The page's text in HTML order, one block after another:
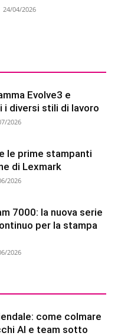
24/04/2026
Evolve3 e
diversi stili di lavoro
2026
le prime stampanti
di Lexmark
2026
7000: la nuova serie
per la stampa
2026
come colmare
AI e team sotto